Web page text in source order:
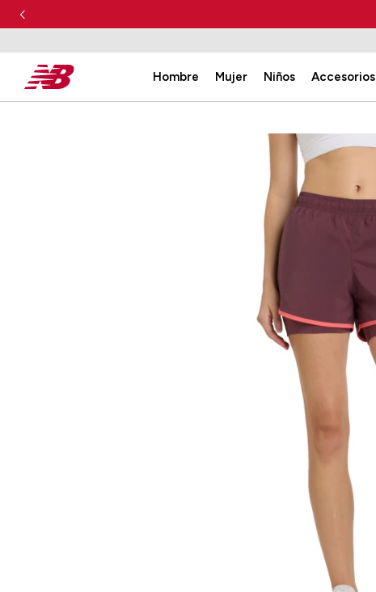
Hombre Mujer Niños Accesorios